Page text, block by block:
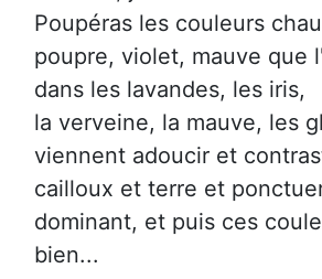
Poupéras les couleurs
poupre, violet, mauve que
dans les lavandes, les iris,
la verveine, la mauve, les
viennent adoucir et
cailloux et terre et
dominant, et puis ces
bien...